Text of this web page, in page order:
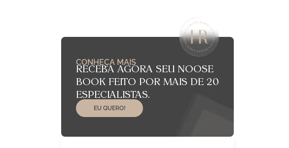
CONHEÇA MAIS
RECEBA AGORA SEU NOOSE
BOOK FEITO POR MAIS DE 20
ESPECIALISTAS.
EU QUERO!